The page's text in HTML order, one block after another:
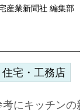
産業新聞社 編集部
住宅・工務店
にキッチン